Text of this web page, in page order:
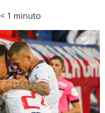
< 1 minuto